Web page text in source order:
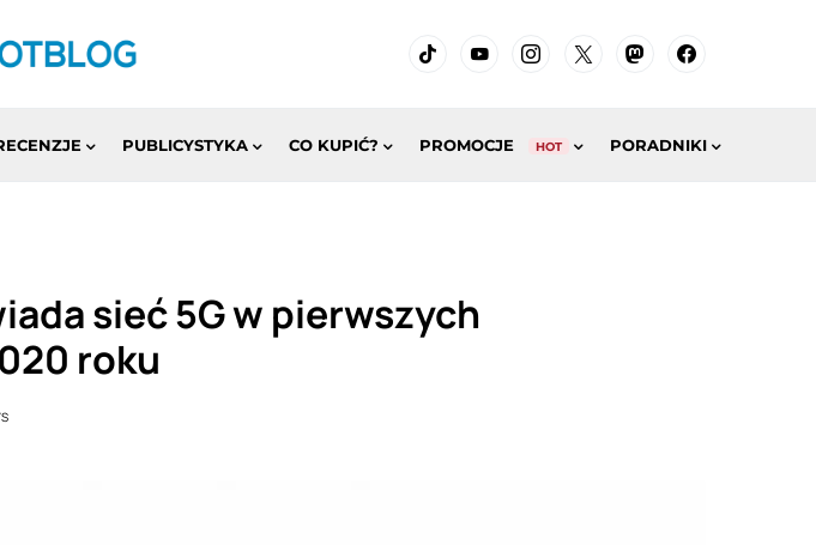
PUBLICYSTYKA CO KUPIĆ? PROMOCJE HOT PORADNIKI
sieć 5G w pierwszych
roku